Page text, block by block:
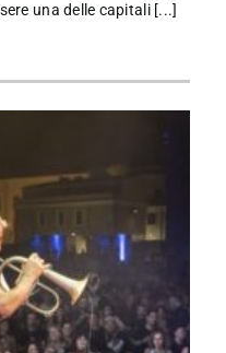
una delle capitali [...]